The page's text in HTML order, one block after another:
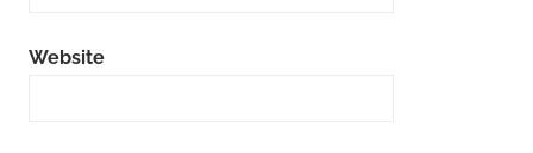
Website